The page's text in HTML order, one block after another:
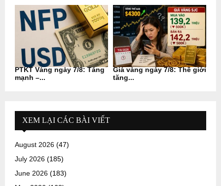
PTKT Vàng ngày 7/8: Tăng
mạnh –...
Giá vàng ngày 7/8: Thế giới
tăng...
XEM LẠI CÁC BÀI VIẾT
August 2026 (47)
July 2026 (185)
June 2026 (183)